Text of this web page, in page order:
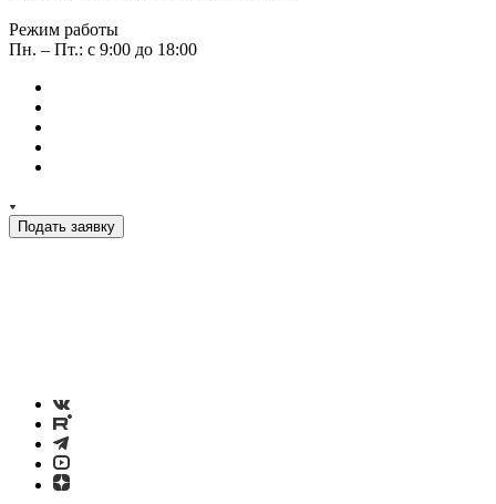
Режим работы
Пн. – Пт.: с 9:00 до 18:00
Подать заявку